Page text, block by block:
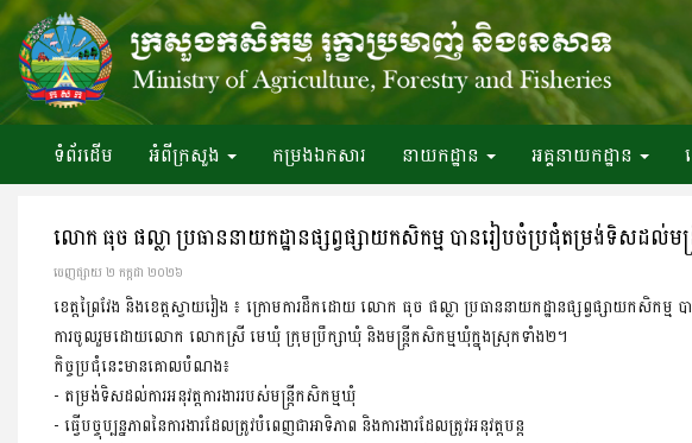
ទំព័រ​ដើម អំពី​ក្រសួង កម្រងឯកសារ នាយកដ្ឋាន អគ្គនាយកដ្ឋាន
លោក ធុច ផល្លា ប្រធាននាយកដ្ឋានផ្សព្វផ្សាយកសិកម្ម បានរៀបចំប្រជុំតម្រង់ទិសដល់មន្
ចេញ​ផ្សាយ​ ២ កក្កដា ២០២៦
ខេត្តព្រៃវែង និងខេត្តស្វាយរៀង ៖ ក្រោមការដឹកដោយ លោក ធុច ផល្លា ប្រធាននាយកដ្ឋានផ្សព្វផ្សាយកសិកម្ម
ការចូលរួមដោយលោក លោកស្រី មេឃុំ ក្រុមប្រឹក្សាឃុំ និងមន្រ្តីកសិកម្មឃុំក្នុងស្រុកទាំង២។
កិច្ចប្រជុំនេះមានគោលបំណង៖
- តម្រង់ទិសដល់ការអនុវត្តការងាររបស់មន្ត្រីកសិកម្មឃុំ
- ធ្វើបច្ចុប្បន្នភាពនៃការងារដែលត្រូវបំពេញជាអាទិភាព និងការងារដែលត្រូវអនុវត្តបន្ត